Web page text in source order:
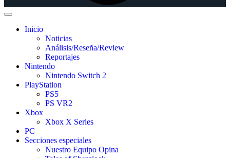
Inicio
Noticias
Análisis/Reseña/Review
Reportajes
Nintendo
Nintendo Switch 2
PlayStation
PS5
PS VR2
Xbox
Xbox X Series
PC
Secciones especiales
Nuestro Equipo Opina